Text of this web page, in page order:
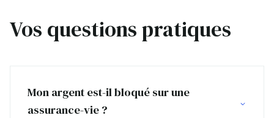
Vos questions pratiques
Mon argent est-il bloqué sur une
assurance-vie ?